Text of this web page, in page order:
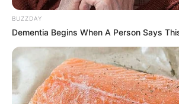
BUZZDAY
Dementia Begins When A Person Says